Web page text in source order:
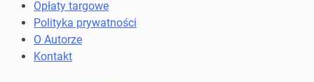
komunikacji
miejskiej
kolejowych
Opłaty targowe
Polityka prywatności
O Autorze
Kontakt